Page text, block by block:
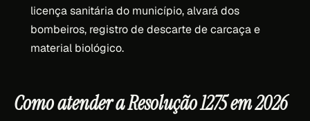
licença sanitária do município, alvará dos
bombeiros, registro de descarte de carcaça e
material biológico.
Como atender a Resolução 1275 em 2026